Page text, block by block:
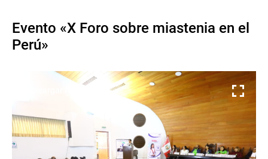
Evento «X Foro sobre miastenia en el
Perú»